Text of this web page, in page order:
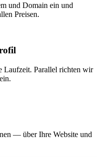
und Domain ein und
Preisen.
Laufzeit. Parallel richten wir
— über Ihre Website und